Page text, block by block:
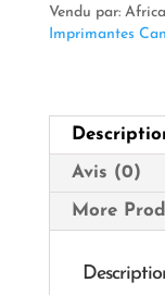
monochrome
Canon
Vendu par:
Imprimantes
Avis (0)
More